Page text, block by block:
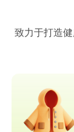
致力于打造